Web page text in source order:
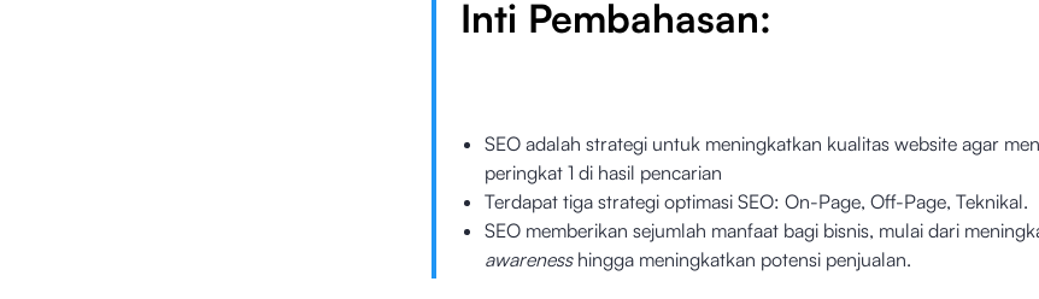
Inti Pembahasan:
SEO adalah strategi untuk meningkatkan kualitas website agar
peringkat 1 di hasil pencarian
Terdapat tiga strategi optimasi SEO: On-Page, Off-Page, Teknikal.
SEO memberikan sejumlah manfaat bagi bisnis, mulai dari
awarenesshingga meningkatkan potensi penjualan.